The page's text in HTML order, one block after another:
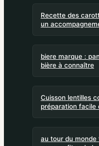
Recette des
un
biere marque :
bière à connaître
Cuisson lentilles
préparation facile
au tour du